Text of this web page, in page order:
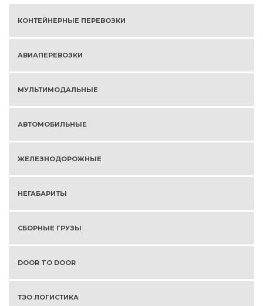
КОНТЕЙНЕРНЫЕ ПЕРЕВОЗКИ
АВИАПЕРЕВОЗКИ
МУЛЬТИМОДАЛЬНЫЕ
АВТОМОБИЛЬНЫЕ
ЖЕЛЕЗНОДОРОЖНЫЕ
НЕГАБАРИТЫ
СБОРНЫЕ ГРУЗЫ
DOOR TO DOOR
ТЭО ЛОГИСТИКА